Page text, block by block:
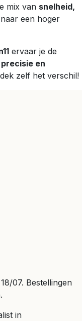
mix van snelheid,
een hoger
ervaar je de
en
zelf het verschil!
07. Bestellingen
in